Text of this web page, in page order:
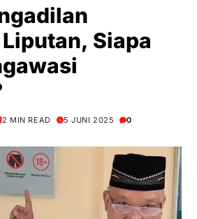
Siapa
2 MIN READ 5 JUNI 2025 0